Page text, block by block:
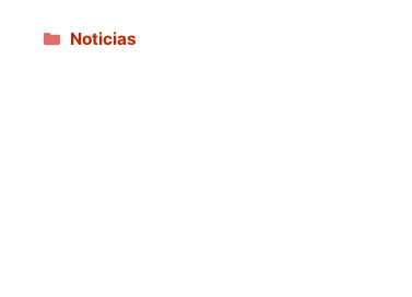
Categorías
Noticias